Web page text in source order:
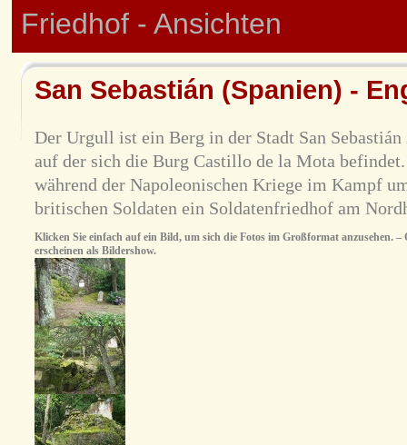
Friedhof - Ansichten
San Sebastián (Spanien) -
Der Urgull ist ein Berg in der Stadt San
auf der sich die Burg Castillo de la Mota
während der Napoleonischen Kriege im Kampf
britischen Soldaten ein Soldatenfriedhof am
Klicken Sie einfach auf ein Bild, um sich die Fotos im Großformat anzusehen. –
erscheinen als Bildershow.